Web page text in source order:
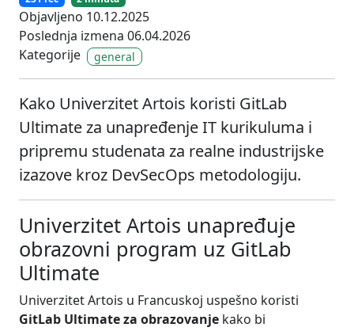
Objavljeno 10.12.2025
Poslednja izmena 06.04.2026
Kategorije
general
Kako Univerzitet Artois koristi GitLab
Ultimate za unapređenje IT kurikuluma i
pripremu studenata za realne industrijske
izazove kroz DevSecOps metodologiju.
Univerzitet Artois unapređuje
obrazovni program uz GitLab
Ultimate
Univerzitet Artois u Francuskoj uspešno koristi
GitLab Ultimate za obrazovanje kako bi